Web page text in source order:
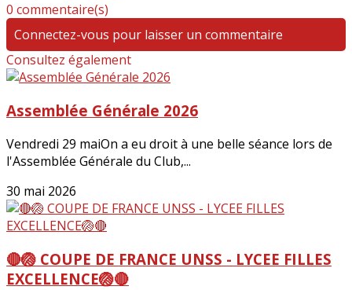
0 commentaire(s)
Connectez-vous pour laisser un commentaire
Consultez également
Assemblée Générale 2026
Vendredi 29 maiOn a eu droit à une belle séance lors de
l'Assemblée Générale du Club,...
30 mai 2026
🔴🏐 COUPE DE FRANCE UNSS - LYCEE FILLES
EXCELLENCE🏐🔴